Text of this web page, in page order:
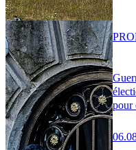
pour
PRO